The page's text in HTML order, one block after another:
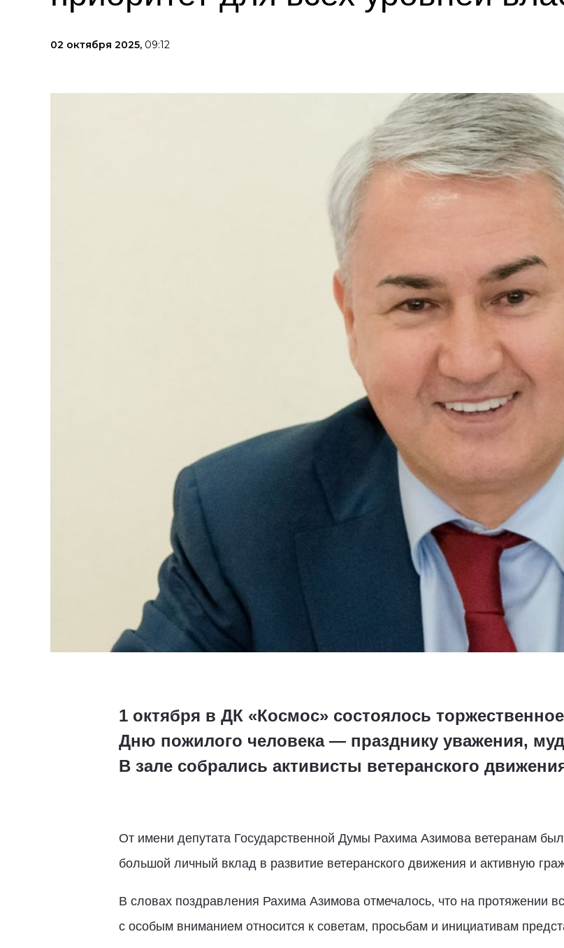
02 октября 2025, 09:12
1 октября в ДК «Космос» состоялось
Дню пожилого человека — празднику уважения,
В зале собрались активисты ветеранского
От имени депутата Государственной Думы Рахима Азимова ветеранам
большой личный вклад в развитие ветеранского движения и активную
В словах поздравления Рахима Азимова отмечалось, что на протяжении
с особым вниманием относится к советам, просьбам и инициативам